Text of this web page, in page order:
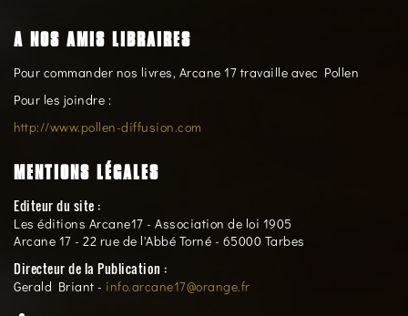
A NOS AMIS LIBRAIRES
Pour commander nos livres, Arcane 17 travaille avec Pollen
Pour les joindre :
http://www.pollen-diffusion.com
MENTIONS LÉGALES
Editeur du site :
Les éditions Arcane17 - Association de loi 1905
Arcane 17 - 22 rue de l'Abbé Torné - 65000 Tarbes
Directeur de la Publication :
Gerald Briant - info.arcane17@orange.fr